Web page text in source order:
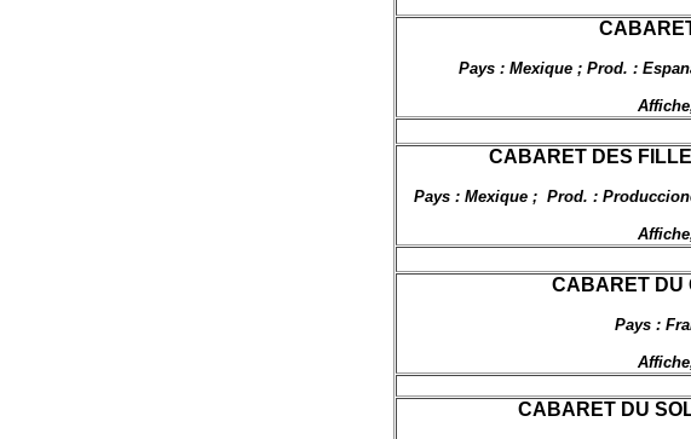
Pays : Mexique ; Prod. :
CABARET DES
Pays : Mexique ; Prod. :
CABARET DU
Pays :
CABARET DU